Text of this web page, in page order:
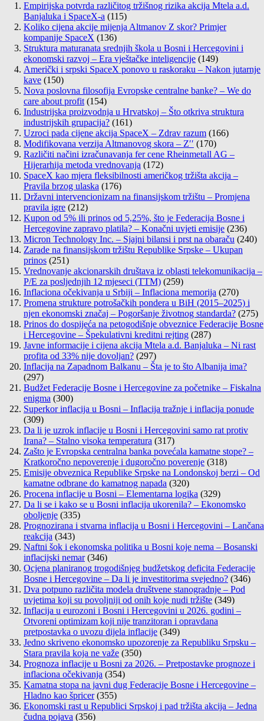
Empirijska potvrda različitog tržišnog rizika akcija Mtela a.d.
Banjaluka i SpaceX-a (115)
Koliko cijena akcije mijenja Altmanov Z skor? Primjer
kompanije SpaceX (136)
Struktura maturanata srednjih škola u Bosni i Hercegovini i
ekonomski razvoj – Era vještačke inteligencije (149)
Američki i srpski SpaceX ponovo u raskoraku – Nakon jutarnje
kave (150)
Nova poslovna filosofija Evropske centralne banke? – We do
care about profit (154)
Industrijska proizvodnja u Hrvatskoj – Što otkriva struktura
industrijskih grupacija? (161)
Uzroci pada cijene akcija SpaceX – Zdrav razum (166)
Modifikovana verzija Altmanovog skora – Z′′ (170)
Različiti načini izračunavanja fer cene Rheinmetall AG –
Hijerarhija metoda vrednovanja (172)
SpaceX kao mjera fleksibilnosti američkog tržišta akcija –
Pravila brzog ulaska (176)
Državni intervencionizam na finansijskom tržištu – Promjena
pravila igre (212)
Kupon od 5% ili prinos od 5,25%, što je Federacija Bosne i
Hercegovine zapravo platila? – Konačni uvjeti emisije (236)
Micron Technology Inc. – Sjajni bilansi i prst na obaraču (240)
Zarade na finansijskom tržištu Republike Srpske – Ukupan
prinos (251)
Vrednovanje akcionarskih društava iz oblasti telekomunikacija –
P/E za posljednjih 12 mjeseci (TTM) (259)
Inflaciona očekivanja u Srbiji – Inflaciona memorija (270)
Promena strukture potrošačkih pondera u BiH (2015–2025) i
njen ekonomski značaj – Pogoršanje životnog standarda? (275)
Prinos do dospijeća na petogodišnje obveznice Federacije Bosne
i Hercegovine – Špekulativni kreditni rejting (287)
Javne informacije i cijena akcija Mtela a.d. Banjaluka – Ni rast
profita od 33% nije dovoljan? (297)
Inflacija na Zapadnom Balkanu – Šta je to što Albanija ima?
(297)
Budžet Federacije Bosne i Hercegovine za početnike – Fiskalna
enigma (300)
Superkor inflacija u Bosni – Inflacija tražnje i inflacija ponude
(309)
Da li je uzrok inflacije u Bosni i Hercegovini samo rat protiv
Irana? – Stalno visoka temperatura (317)
Zašto je Evropska centralna banka povećala kamatne stope? –
Kratkoročno nepoverenje i dugoročno poverenje (318)
Emisije obveznica Republike Srpske na Londonskoj berzi – Od
kamatne odbrane do kamatnog napada (320)
Procena inflacije u Bosni – Elementarna logika (329)
Da li se i kako se u Bosni inflacija ukorenila? – Ekonomsko
oboljenje (335)
Prognozirana i stvarna inflacija u Bosni i Hercegovini – Lančana
reakcija (343)
Naftni šok i ekonomska politika u Bosni koje nema – Bosanski
inflacijski nemar (346)
Ocjena planiranog trogodišnjeg budžetskog deficita Federacije
Bosne i Hercegovine – Da li je investitorima svejedno? (346)
Dva potpuno različita modela društvene stanogradnje – Pod
uvjetima koji su povoljniji od onih koje nudi tržište (349)
Inflacija u eurozoni i Bosni i Hercegovini u 2026. godini –
Otvoreni optimizam koji nije tranzitoran i opravdana
pretpostavka o uvozu dijela inflacije (349)
Jedno skriveno ekonomsko upozorenje za Republiku Srpsku –
Stara pravila koja ne važe (350)
Prognoza inflacije u Bosni za 2026. – Pretpostavke prognoze i
inflaciona očekivanja (354)
Kamatna stopa na javni dug Federacije Bosne i Hercegovine –
Hladno kao špricer (355)
Ekonomski rast u Republici Srpskoj i pad tržišta akcija – Jedna
čudna pojava (356)